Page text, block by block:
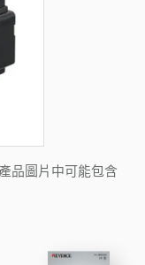
品圖片中可能包含